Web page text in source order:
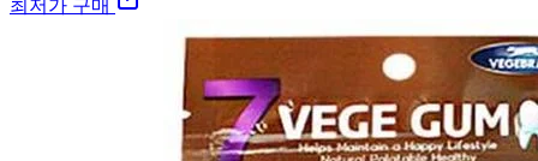
최저가 구매